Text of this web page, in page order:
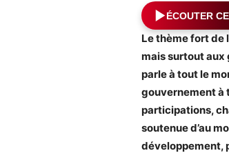
ÉCOUTER
Le thème fort de
mais surtout aux
parle à tout le
gouvernementà
participations,
soutenue d’au
développement,